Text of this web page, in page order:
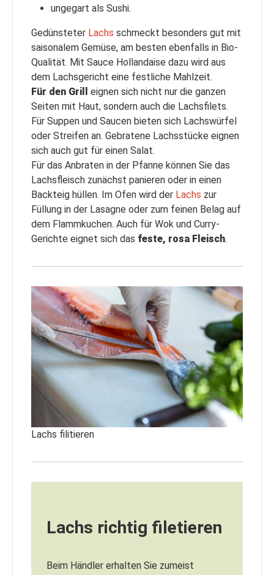
ungegart als Sushi.
Gedünsteter Lachs schmeckt besonders gut mit
saisonalem Gemüse, am besten ebenfalls in Bio-
Qualität. Mit Sauce Hollandaise dazu wird aus
dem Lachsgericht eine festliche Mahlzeit.
Für den Grill
eignen sich nicht nur die ganzen
Seiten mit Haut, sondern auch die Lachsfilets.
Für Suppen und Saucen bieten sich Lachswürfel
oder Streifen an. Gebratene Lachsstücke eignen
sich auch gut für einen Salat.
Für das Anbraten in der Pfanne können Sie das
Lachsfleisch zunächst panieren oder in einen
Backteig hüllen. Im Ofen wird der Lachs zur
Füllung in der Lasagne oder zum feinen Belag auf
dem Flammkuchen. Auch für Wok und Curry-
Gerichte eignet sich das feste, rosa Fleisch.
Lachs filitieren
Lachs richtig filetieren
Beim Händler erhalten Sie zumeist